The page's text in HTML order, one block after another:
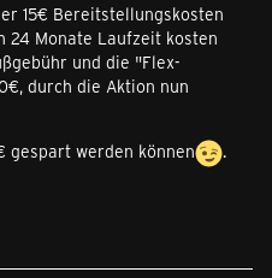
15€ Bereitstellungskosten
24 Monate Laufzeit kosten
und die "Flex-
durch die Aktion nun
gespart werden können
.